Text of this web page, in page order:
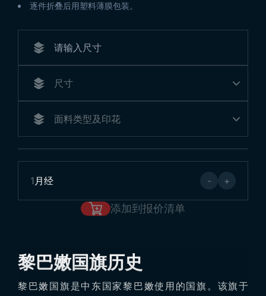
逐件折叠后用塑料薄膜包装。
1月经 - +
添加到报价清单
黎巴嫩国旗历史
黎巴嫩国旗是中东国家黎巴嫩使用的国旗。该旗于